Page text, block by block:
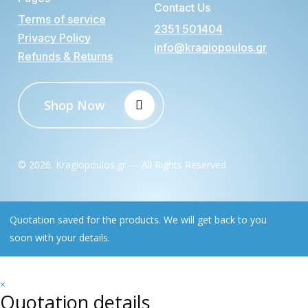
Terms of service
Privacy Policy
Refunds & Returns
Contact Us
2351 501404
info@kragiopoulos.gr
Shop Now
© 2026. Kragiopoulos.gr — All Rights Reserved
Quotation saved for the products. We will get back to you
soon with your details.
×
Quotation details